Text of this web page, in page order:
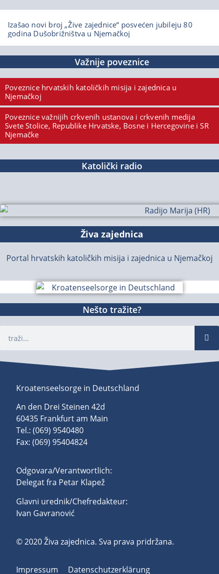
Izašao novi broj „Žive zajednice“ posvećen jubileju 80
godina Dušobrižništva u Njemačkoj
Važnije poveznice
Poveznice hrvatskih katoličkih misija i zajednica u
Njemačkoj
Poveznice važnijih crkvenih ustanova i crkvenih medija
Svete Stolice, Republike Hrvatske, Bosne i Hercegovine i SR
Njemačke
Katolički radio
Živa zajednica
Portal hrvatskih katoličkih misija i zajednica u Njemačkoj
Nešto tražite?
Kroatenseelsorge in Deutschland
An den Drei Steinen 42d
60435 Frankfurt am Main
Tel.: (069) 9540480
Fax: (069) 95404824
Odgovara/Verantwortlich:
Delegat fra Petar Klapež
Glavni urednik/Chefredakteur:
Ivan Gavranović
© 2020 Živa zajednica. Sva prava pridržana.
Impressum
Datenschutzerklärung